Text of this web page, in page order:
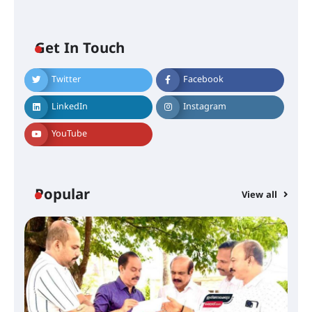
Get In Touch
Twitter Facebook
LinkedIn Instagram
YouTube
Popular View all
തിരനോട്ടം ‘അരങ്ങ് 2026’ ഉണർന്നു
ഐ.ടി.യു. ബാങ്കിലെ
നിക്ഷേപകർക്ക് പണം തിരികെ
നിക്ഷേപക സംരക്ഷണ സമിതി
ശക്തമായ കാറ്റിന് സാധ്യത –
ആഗസ്റ്റ് 12 വരെ മഴ തുടരും,
തൃശൂർ ജില്ലയിൽ മഞ്ഞ അലർട്ട്
ശക്തമായ മഴ തുടരുന്നു – തൃശൂർ